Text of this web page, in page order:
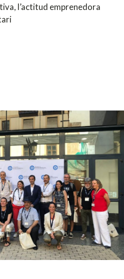
l’actitud emprenedora